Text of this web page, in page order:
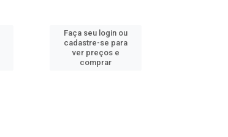
Faça seu login ou
cadastre-se para
ver preços e
comprar